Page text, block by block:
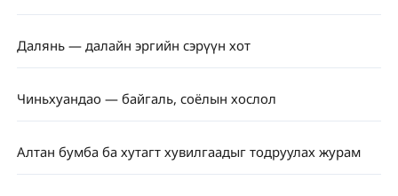
Далянь — далайн эргийн сэрүүн хот
Чиньхуандао — байгаль, соёлын хослол
Алтан бумба ба хутагт хувилгаадыг тодруулах журам